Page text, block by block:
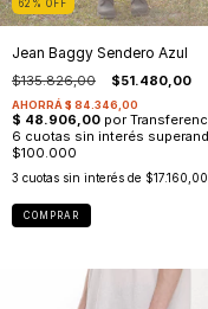
62 % OFF
Jean Baggy Sendero Azul
$135.826,00 $51.480,00
3 cuotas sin interés de $17.160,00
COMPRAR